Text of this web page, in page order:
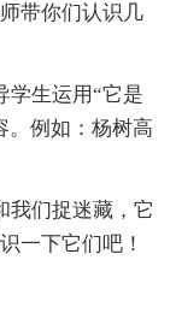
带你们认识几
学生运用“它是
。例如：杨树高
我们捉迷藏，它
一下它们吧！